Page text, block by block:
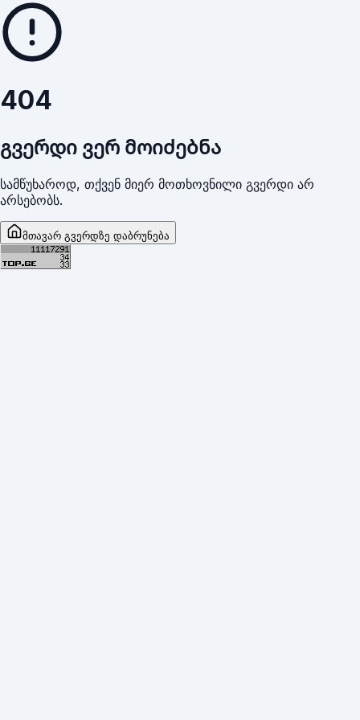
404
გვერდი ვერ მოიძებნა
სამწუხაროდ, თქვენ მიერ მოთხოვნილი გვერდი არ
არსებობს.
მთავარ გვერდზე დაბრუნება